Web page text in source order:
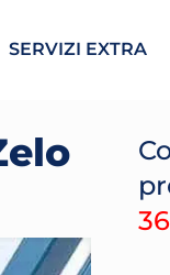
SERVIZI EXTRA